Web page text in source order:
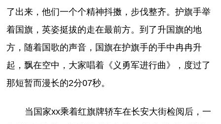
了出来，他们一个个精神抖擞，步伐整齐。护旗手举
着国旗，英姿挺拔的走在最前方。到了升国旗的地
方，随着国歌的声音，国旗在护旗手的手中冉冉升
起，飘在空中，大家唱着《义勇军进行曲》，度过了
那短暂而漫长的2分07秒。
当国家xx乘着红旗牌轿车在长安大街检阅后，一